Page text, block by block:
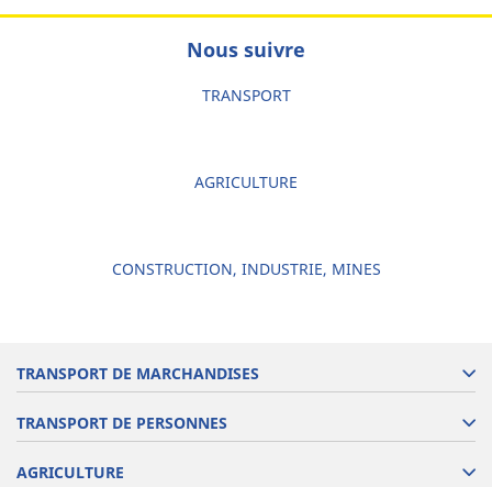
Nous suivre
TRANSPORT
AGRICULTURE
CONSTRUCTION, INDUSTRIE, MINES
TRANSPORT DE MARCHANDISES
TRANSPORT DE PERSONNES
AGRICULTURE